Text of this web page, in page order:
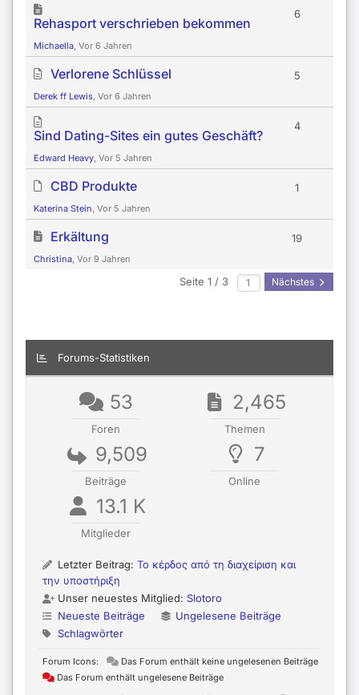
Rehasport verschrieben bekommen
Michaella, Vor 6 Jahren
6
Verlorene Schlüssel
Derek ff Lewis, Vor 6 Jahren
5
Sind Dating-Sites ein gutes Geschäft?
Edward Heavy, Vor 5 Jahren
4
CBD Produkte
Katerina Stein, Vor 5 Jahren
1
Erkältung
Christina, Vor 9 Jahren
19
Seite 1 / 3 Nächstes
Forums-Statistiken
53
Foren
2,465
Themen
9,509
Beiträge
7
Online
13.1 K
Mitglieder
Letzter Beitrag: Το κέρδος από τη διαχείριση και
την υποστήριξη
Unser neuestes Mitglied: Slotoro
Neueste Beiträge
Ungelesene Beiträge
Schlagwörter
Forum Icons:
Das Forum enthält keine ungelesenen Beiträge
Das Forum enthält ungelesene Beiträge